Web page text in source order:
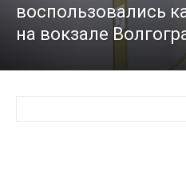
воспользовались
на вокзале